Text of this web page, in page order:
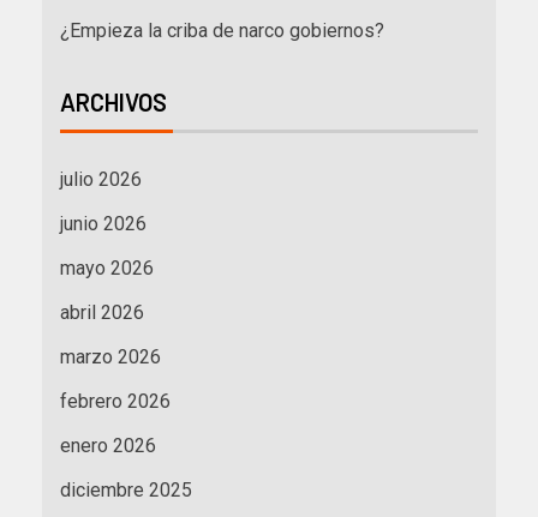
¿Empieza la criba de narco gobiernos?
ARCHIVOS
julio 2026
junio 2026
mayo 2026
abril 2026
marzo 2026
febrero 2026
enero 2026
diciembre 2025